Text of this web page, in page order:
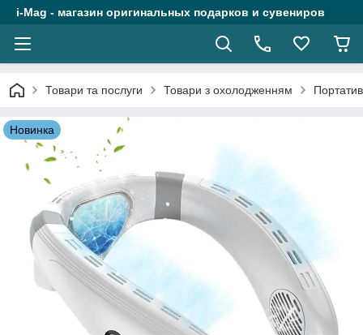
i-Mag - магазин оригинальных подарков и сувениров
Товари та послуги Товари з охолодженням
Новинка